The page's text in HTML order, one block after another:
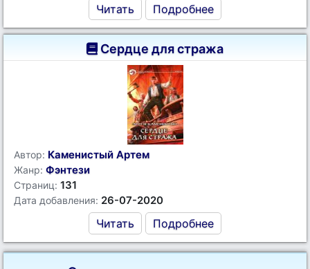
Читать Подробнее
Сердце для стража
Автор: Каменистый Артем
Жанр: Фэнтези
Страниц: 131
Дата добавления: 26-07-2020
Читать Подробнее